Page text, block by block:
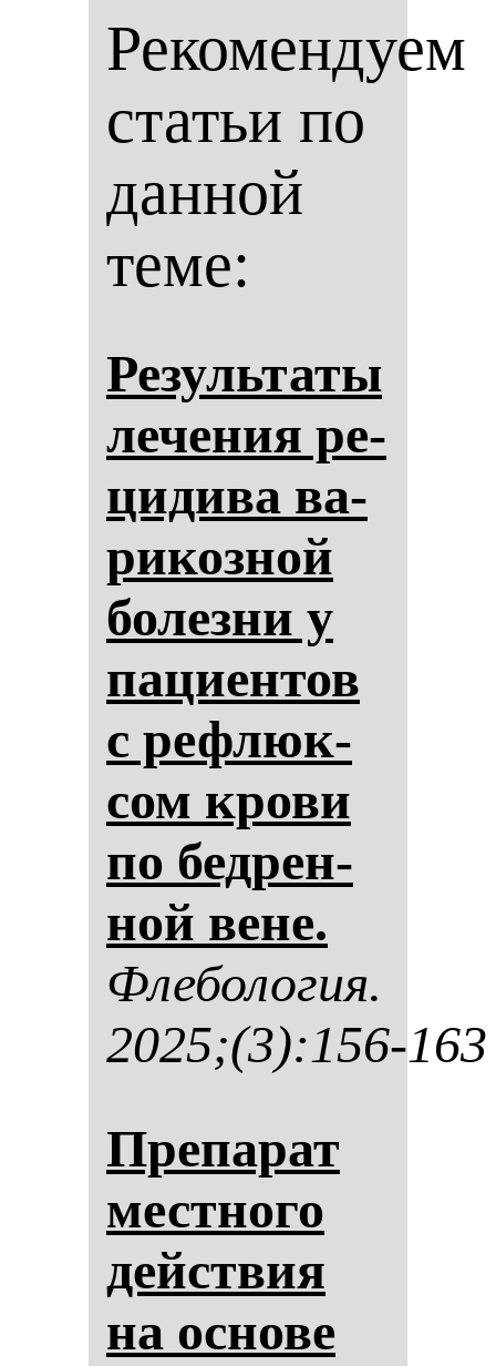
Рекомендуем
статьи по
данной
теме:
Ре­зуль­та­ты
ле­че­ния ре­
ци­ди­ва ва­
ри­коз­ной
бо­лез­ни у
па­ци­ен­тов
с реф­люк­
сом кро­ви
по бед­рен­
ной ве­не.
Фле­бо­ло­гия.
2025;(3):156-163
Пре­па­рат
мес­тно­го
действия
на ос­но­ве